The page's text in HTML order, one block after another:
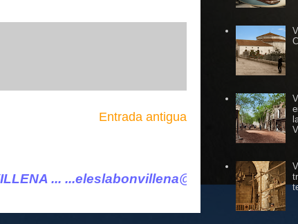
Entrada antigua
..... BLOG HERMANO DE